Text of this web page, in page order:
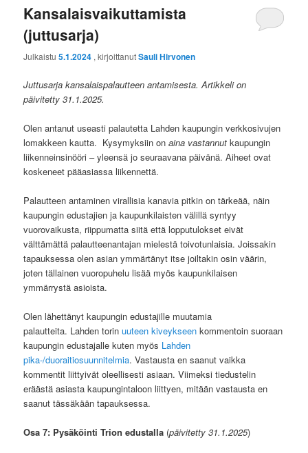
Kansalaisvaikuttamista
(juttusarja)
Julkaistu5.1.2024 , kirjoittanutSauli Hirvonen
Juttusarja kansalaispalautteen antamisesta. Artikkeli on
päivitetty 31.1.2025.
Olen antanut useasti palautetta Lahden kaupungin verkkosivujen
lomakkeen kautta. Kysymyksiin onaina vastannut kaupungin
liikenneinsinööri – yleensä jo seuraavana päivänä. Aiheet ovat
koskeneet pääasiassa liikennettä.
Palautteen antaminen virallisia kanavia pitkin on tärkeää, näin
kaupungin edustajien ja kaupunkilaisten välillä syntyy
vuorovaikusta, riippumatta siitä että lopputulokset eivät
välttämättä palautteenantajan mielestä toivotunlaisia. Joissakin
tapauksessa olen asian ymmärtänyt itse joiltakin osin väärin,
joten tällainen vuoropuhelu lisää myös kaupunkilaisen
ymmärrystä asioista.
Olen lähettänyt kaupungin edustajille muutamia
palautteita. Lahden torinuuteen kiveykseen kommentoin suoraan
kaupungin edustajalle kuten myös Lahden
pika-/duoraitiosuunnitelmia. Vastausta en saanut vaikka
kommentit liittyivät oleellisesti asiaan. Viimeksi tiedustelin
eräästä asiasta kaupungintaloon liittyen, mitään vastausta en
saanut tässäkään tapauksessa.
Osa 7: Pysäköinti Trion edustalla (päivitetty 31.1.2025)